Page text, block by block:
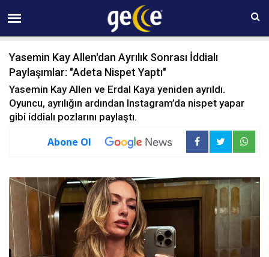
08 AĞUSTOS Cumartesi 18:51
Yasemin Kay Allen'dan Ayrılık Sonrası İddialı
Paylaşımlar: "Adeta Nispet Yaptı"
Yasemin Kay Allen ve Erdal Kaya yeniden ayrıldı.
Oyuncu, ayrılığın ardından Instagram’da nispet yapar
gibi iddialı pozlarını paylaştı.
Abone Ol